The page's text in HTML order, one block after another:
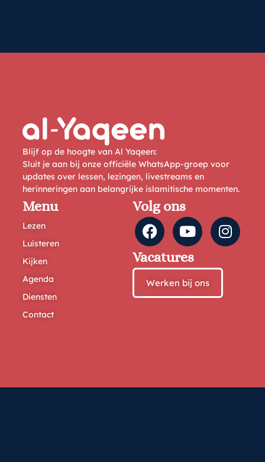
Blijf op de hoogte van Al Yaqeen:
Sluit je aan bij onze officiële WhatsApp-groep voor
updates over lessen, lezingen, livestreams en
herinneringen aan belangrijke islamitische momenten.
Menu
Lezen
Luisteren
Kijken
Agenda
Diensten
Contact
Volg ons
Vacatures
Werken bij ons